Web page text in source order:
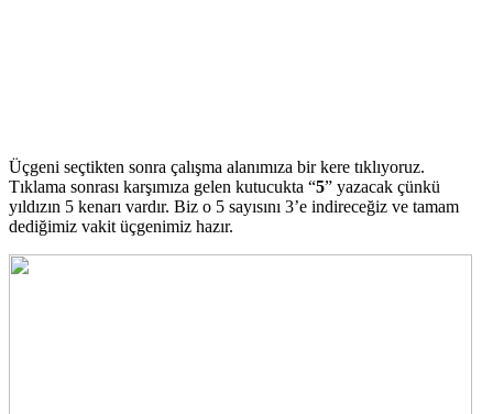
Üçgeni seçtikten sonra çalışma alanımıza bir kere tıklıyoruz.
Tıklama sonrası karşımıza gelen kutucukta “5” yazacak çünkü
yıldızın 5 kenarı vardır. Biz o 5 sayısını 3’e indireceğiz ve tamam
dediğimiz vakit üçgenimiz hazır.